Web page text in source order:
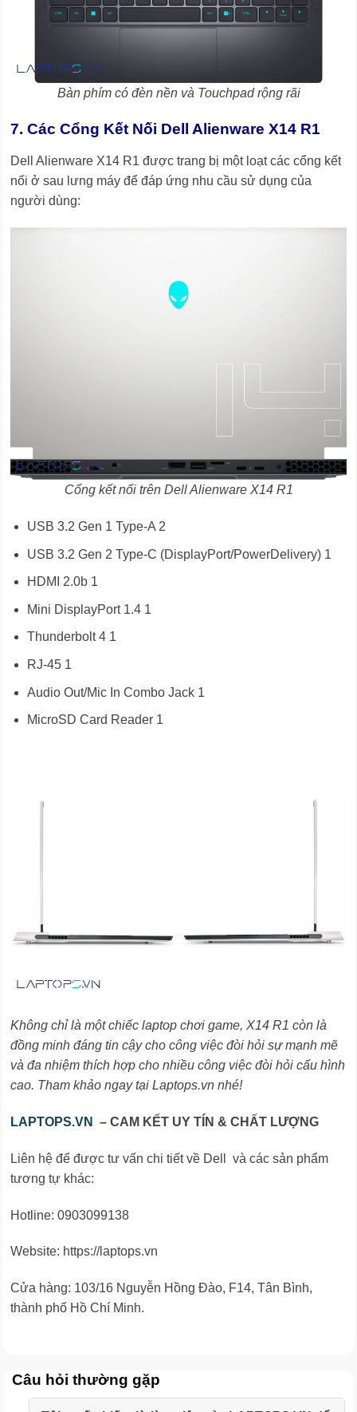
Bàn phím có đèn nền và Touchpad rộng rãi
7. Các Cổng Kết Nối Dell Alienware X14 R1
Dell Alienware X14 R1 được trang bị một loạt các cổng kết
nối ở sau lưng máy để đáp ứng nhu cầu sử dụng của
người dùng:
Cổng kết nối trên Dell Alienware X14 R1
USB 3.2 Gen 1 Type-A 2
USB 3.2 Gen 2 Type-C (DisplayPort/PowerDelivery) 1
HDMI 2.0b 1
Mini DisplayPort 1.4 1
Thunderbolt 4 1
RJ-45 1
Audio Out/Mic In Combo Jack 1
MicroSD Card Reader 1
Không chỉ là một chiếc laptop chơi game, X14 R1 còn là
đồng minh đáng tin cậy cho công việc đòi hỏi sự mạnh mẽ
và đa nhiệm thích hợp cho nhiều công việc đòi hỏi cấu hình
cao. Tham khảo ngay tại Laptops.vn nhé!
LAPTOPS.VN – CAM KẾT UY TÍN & CHẤT LƯỢNG
Liên hệ để được tư vấn chi tiết về Dell và các sản phẩm
tương tự khác:
Hotline: 0903099138
Website: https://laptops.vn
Cửa hàng: 103/16 Nguyễn Hồng Đào, F14, Tân Bình,
thành phố Hồ Chí Minh.
Câu hỏi thường gặp